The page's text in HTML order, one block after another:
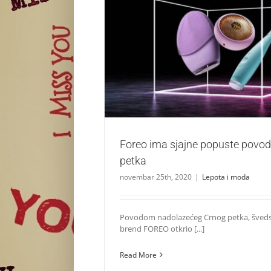
Foreo ima sjajne popuste povodom
Lepota i moda
Foreo ima sjajne popuste
petka
novembar 25th, 2020 | Lepota i moda
Povodom nadolazećeg Crnog petka,
brend FOREO otkrio [...]
Read More